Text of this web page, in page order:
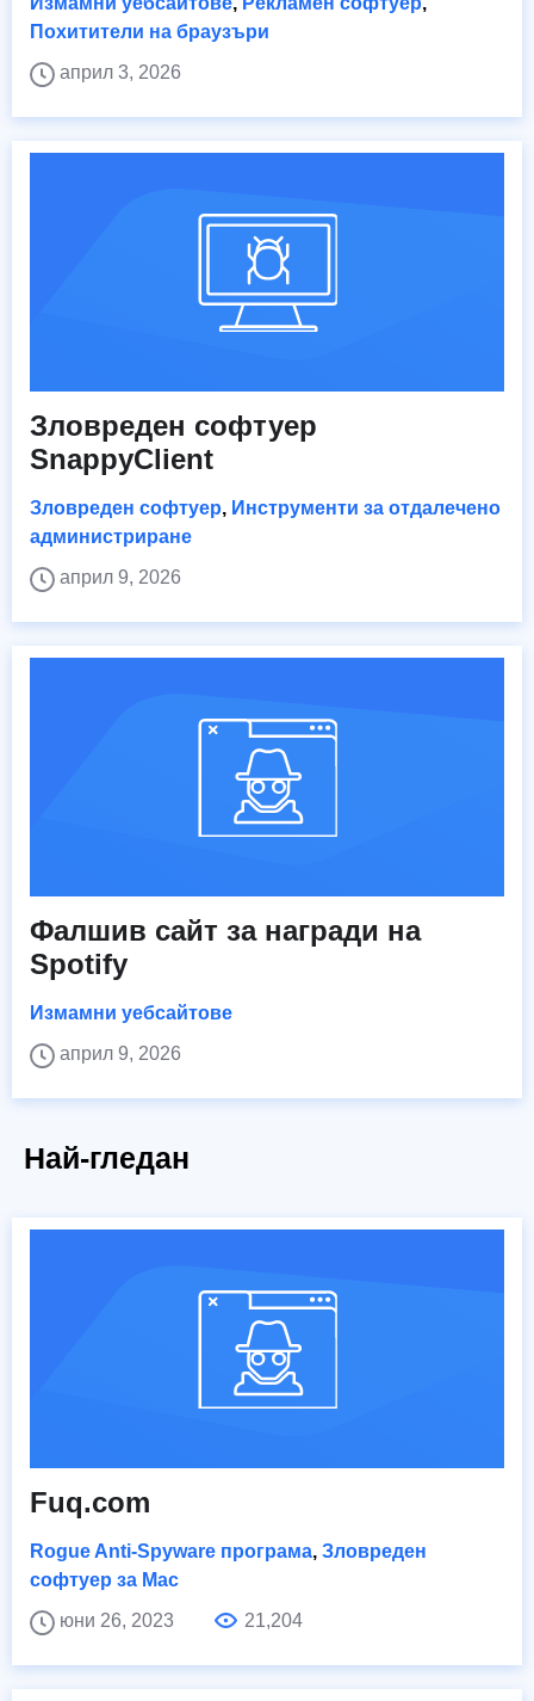
Похитители на браузъри
април 3, 2026
Зловреден софтуер
SnappyClient
Зловреден софтуер, Инструменти за отдалечено
администриране
април 9, 2026
Фалшив сайт за награди на
Spotify
Измамни уебсайтове
април 9, 2026
Най-гледан
Fuq.com
Rogue Anti-Spyware програма, Зловреден
софтуер за Mac
юни 26, 2023
21,204